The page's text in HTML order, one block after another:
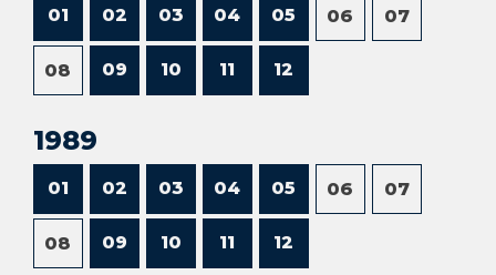
01 02 03 04 05 06 07
08 09 10 11 12
1989
01 02 03 04 05 06 07
08 09 10 11 12